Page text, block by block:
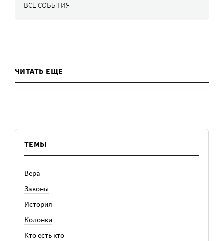
ВСЕ СОБЫТИЯ
ЧИТАТЬ ЕЩЕ
ТЕМЫ
Вера
Законы
История
Колонки
Кто есть кто